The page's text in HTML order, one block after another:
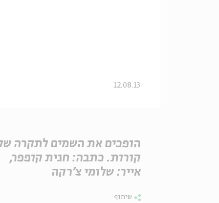
12.08.13
הופכים את השמים לתקרה
קורות. כתבה: חגית קופפר,
אייר: שלומי צ'רקה
שיתוף